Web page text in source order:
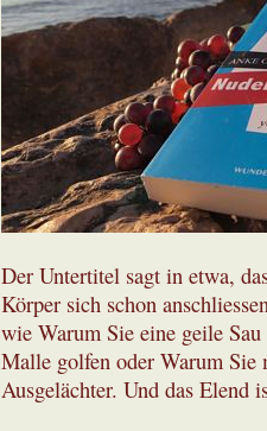
Der Untertitel sagt in etwa,
Körper sich schon
wie Warum Sie eine geile
Malle golfen oder Warum
Ausgelächter. Und das Elend